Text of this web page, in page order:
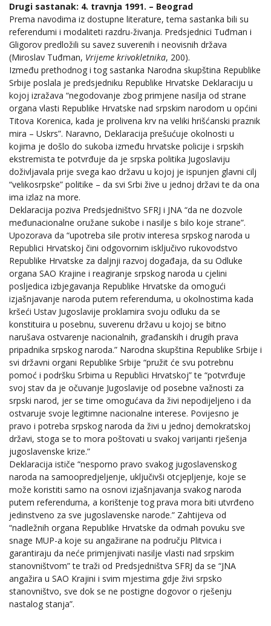
Drugi sastanak: 4. travnja 1991. – Beograd
Prema navodima iz dostupne literature, tema sastanka bili su
referendumi i modaliteti razdru-živanja. Predsjednici Tuđman i
Gligorov predložili su savez suverenih i neovisnih država
(Miroslav Tuđman, Vrijeme krivokletnika, 200).
Između prethodnog i tog sastanka Narodna skupština Republike
Srbije poslala je predsjedniku Republike Hrvatske Deklaraciju u
kojoj izražava “negodovanje zbog primjene nasilja od strane
organa vlasti Republike Hrvatske nad srpskim narodom u općini
Titova Korenica, kada je prolivena krv na veliki hrišćanski praznik
mira – Uskrs”. Naravno, Deklaracija prešućuje okolnosti u
kojima je došlo do sukoba između hrvatske policije i srpskih
ekstremista te potvrđuje da je srpska politika Jugoslaviju
doživljavala prije svega kao državu u kojoj je ispunjen glavni cilj
“velikosrpske” politike – da svi Srbi žive u jednoj državi te da ona
ima izlaz na more.
Deklaracija poziva Predsjedništvo SFRJ i JNA “da ne dozvole
međunacionalne oružane sukobe i nasilje s bilo koje strane”.
Upozorava da “upotreba sile protiv interesa srpskog naroda u
Republici Hrvatskoj čini odgovornim isključivo rukovodstvo
Republike Hrvatske za daljnji razvoj događaja, da su Odluke
organa SAO Krajine i reagiranje srpskog naroda u cjelini
posljedica izbjegavanja Republike Hrvatske da omogući
izjašnjavanje naroda putem referenduma, u okolnostima kada
kršeći Ustav Jugoslavije proklamira svoju odluku da se
konstituira u posebnu, suverenu državu u kojoj se bitno
narušava ostvarenje nacionalnih, građanskih i drugih prava
pripadnika srpskog naroda.” Narodna skupština Republike Srbije i
svi državni organi Republike Srbije “pružit će svu potrebnu
pomoć i podršku Srbima u Republici Hrvatskoj” te “potvrđuje
svoj stav da je očuvanje Jugoslavije od posebne važnosti za
srpski narod, jer se time omogućava da živi nepodijeljeno i da
ostvaruje svoje legitimne nacionalne interese. Povijesno je
pravo i potreba srpskog naroda da živi u jednoj demokratskoj
državi, stoga se to mora poštovati u svakoj varijanti rješenja
jugoslavenske krize.”
Deklaracija ističe “nesporno pravo svakog jugoslavenskog
naroda na samoopredjeljenje, uključivši otcjepljenje, koje se
može koristiti samo na osnovi izjašnjavanja svakog naroda
putem referenduma, a korištenje tog prava mora biti utvrđeno
jedinstveno za sve jugoslavenske narode.” Zahtijeva od
“nadležnih organa Republike Hrvatske da odmah povuku sve
snage MUP-a koje su angažirane na području Plitvica i
garantiraju da neće primjenjivati nasilje vlasti nad srpskim
stanovništvom” te traži od Predsjedništva SFRJ da se “JNA
angažira u SAO Krajini i svim mjestima gdje živi srpsko
stanovništvo, sve dok se ne postigne dogovor o rješenju
nastalog stanja”.